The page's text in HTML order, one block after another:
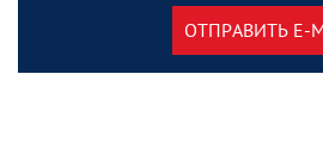
ОТПРАВИТЬ E-